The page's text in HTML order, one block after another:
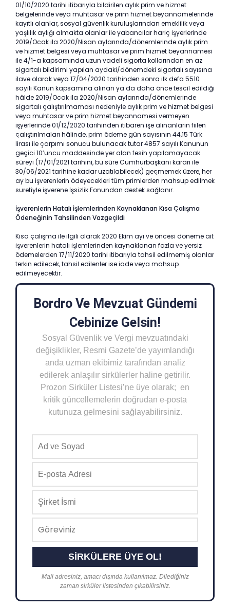
01/10/2020 tarihi itibarıyla bildirilen aylık prim ve hizmet
belgelerinde veya muhtasar ve prim hizmet beyannamelerinde
kayıtlı olanlar, sosyal güvenlik kuruluşlarından emeklilik veya
yaşlılık aylığı almakta olanlar ile yabancılar hariç işyerlerinde
2019/Ocak ila 2020/Nisan aylarında/dönemlerinde aylık prim
ve hizmet belgesi veya muhtasar ve prim hizmet beyannamesi
ile 4/1-a kapsamında uzun vadeli sigorta kollarından en az
sigortalı bildirimi yapılan aydaki/dönemdeki sigortalı sayısına
ilave olarak veya 17/04/2020 tarihinden sonra ilk defa 5510
sayılı Kanun kapsamına alınan ya da daha önce tescil edildiği
hâlde 2019/Ocak ila 2020/Nisan aylarında/dönemlerinde
sigortalı çalıştırılmaması nedeniyle aylık prim ve hizmet belgesi
veya muhtasar ve prim hizmet beyannamesi vermeyen
işyerlerinde 01/12/2020 tarihinden itibaren işe alınanların fiilen
çalıştırılmaları hâlinde, prim ödeme gün sayısının 44,15 Türk
lirası ile çarpımı sonucu bulunacak tutar 4857 sayılı Kanunun
geçici 10’uncu maddesinde yer alan fesih yapılamayacak
süreyi (17/01/2021 tarihini, bu süre Cumhurbaşkanı kararı ile
30/06/2021 tarihine kadar uzatılabilecek) geçmemek üzere, her
ay bu işverenlerin ödeyecekleri tüm primlerden mahsup edilmek
suretiyle işverene İşsizlik Fonundan destek sağlanır.
İşverenlerin Hatalı İşlemlerinden Kaynaklanan Kısa Çalışma
Ödeneğinin Tahsilinden Vazgeçildi
Kısa çalışma ile ilgili olarak 2020 Ekim ayı ve öncesi döneme ait
işverenlerin hatalı işlemlerinden kaynaklanan fazla ve yersiz
ödemelerden 17/11/2020 tarihi itibarıyla tahsil edilmemiş olanlar
terkin edilecek, tahsil edilenler ise iade veya mahsup
edilmeyecektir.
Bordro Ve Mevzuat Gündemi
Cebinize Gelsin!
Sosyal Güvenlik ve Vergi mevzuatındaki
değişiklikler, Resmi Gazete’de yayımlandığı
anda uzman ekibimiz tarafından analiz
edilerek anlaşılır sirkülerler haline getirilir.
Prozon Sirküler Listesi’ne üye olarak; en
kritik güncellemelerin doğrudan e-posta
kutunuza gelmesini sağlayabilirsiniz.
Mail adresiniz, amacı dışında kullanılmaz. Dilediğiniz
zaman sirküler listesinden çıkabilirsiniz.